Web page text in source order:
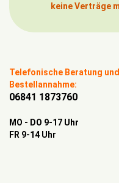
keine Verträge
Telefonische Beratung und
Bestellannahme:
06841 1873760
MO - DO 9-17 Uhr
FR 9-14 Uhr